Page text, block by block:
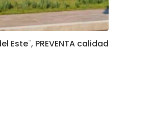
PREVENTA calidad